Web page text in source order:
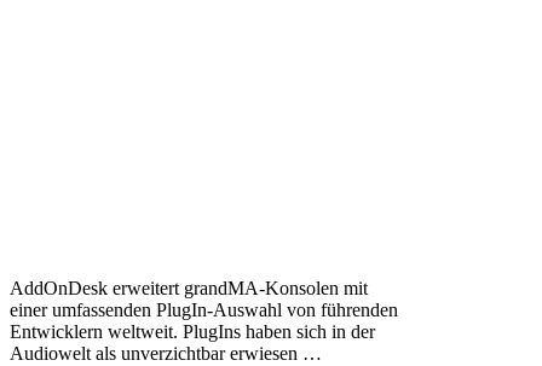
AddOnDesk erweitert grandMA-Konsolen mit
einer umfassenden PlugIn-Auswahl von führenden
Entwicklern weltweit. PlugIns haben sich in der
Audiowelt als unverzichtbar erwiesen …